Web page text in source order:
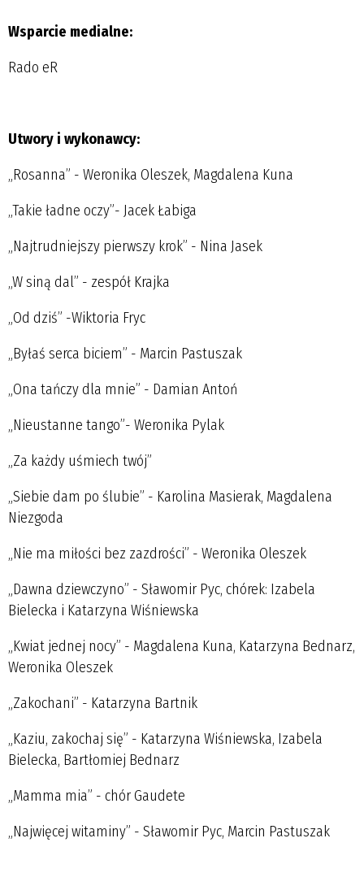
Wsparcie medialne:
Rado eR
Utwory i wykonawcy:
„Rosanna” - Weronika Oleszek, Magdalena Kuna
„Takie ładne oczy”- Jacek Łabiga
„Najtrudniejszy pierwszy krok” - Nina Jasek
„W siną dal” - zespół Krajka
„Od dziś” -Wiktoria Fryc
„Byłaś serca biciem” - Marcin Pastuszak
„Ona tańczy dla mnie” - Damian Antoń
„Nieustanne tango”- Weronika Pylak
„Za każdy uśmiech twój”
„Siebie dam po ślubie” - Karolina Masierak, Magdalena
Niezgoda
„Nie ma miłości bez zazdrości” - Weronika Oleszek
„Dawna dziewczyno” - Sławomir Pyc, chórek: Izabela
Bielecka i Katarzyna Wiśniewska
„Kwiat jednej nocy” - Magdalena Kuna, Katarzyna Bednarz,
Weronika Oleszek
„Zakochani” - Katarzyna Bartnik
„Kaziu, zakochaj się” - Katarzyna Wiśniewska, Izabela
Bielecka, Bartłomiej Bednarz
„Mamma mia” - chór Gaudete
„Najwięcej witaminy” - Sławomir Pyc, Marcin Pastuszak